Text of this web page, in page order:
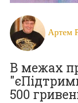
Артем
В межах
500